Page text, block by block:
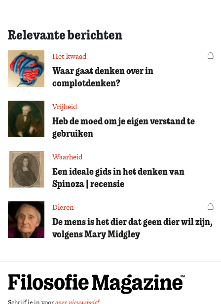
Relevante berichten
Het kwaad
Waar gaat denken over in
complotdenken?
Vrijheid
Heb de moed om je eigen verstand te
gebruiken
Waarheid
Een ideale gids in het denken van
Spinoza | recensie
Dieren
De mens is het dier dat geen dier wil zijn,
volgens Mary Midgley